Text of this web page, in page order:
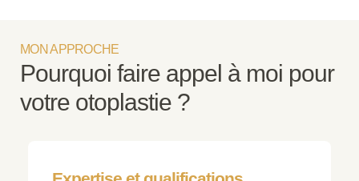
MON APPROCHE
Pourquoi faire appel à moi pour
votre otoplastie ?